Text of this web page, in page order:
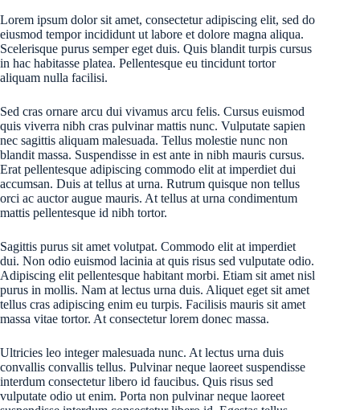
Lorem ipsum dolor sit amet, consectetur adipiscing elit, sed do
eiusmod tempor incididunt ut labore et dolore magna aliqua.
Scelerisque purus semper eget duis. Quis blandit turpis cursus
in hac habitasse platea. Pellentesque eu tincidunt tortor
aliquam nulla facilisi.
Sed cras ornare arcu dui vivamus arcu felis. Cursus euismod
quis viverra nibh cras pulvinar mattis nunc. Vulputate sapien
nec sagittis aliquam malesuada. Tellus molestie nunc non
blandit massa. Suspendisse in est ante in nibh mauris cursus.
Erat pellentesque adipiscing commodo elit at imperdiet dui
accumsan. Duis at tellus at urna. Rutrum quisque non tellus
orci ac auctor augue mauris. At tellus at urna condimentum
mattis pellentesque id nibh tortor.
Sagittis purus sit amet volutpat. Commodo elit at imperdiet
dui. Non odio euismod lacinia at quis risus sed vulputate odio.
Adipiscing elit pellentesque habitant morbi. Etiam sit amet nisl
purus in mollis. Nam at lectus urna duis. Aliquet eget sit amet
tellus cras adipiscing enim eu turpis. Facilisis mauris sit amet
massa vitae tortor. At consectetur lorem donec massa.
Ultricies leo integer malesuada nunc. At lectus urna duis
convallis convallis tellus. Pulvinar neque laoreet suspendisse
interdum consectetur libero id faucibus. Quis risus sed
vulputate odio ut enim. Porta non pulvinar neque laoreet